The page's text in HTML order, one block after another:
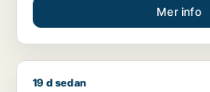
Mer info
Conny söker lager,
19 d sedan